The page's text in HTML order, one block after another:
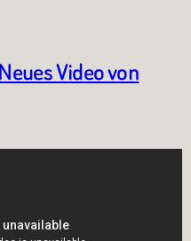
Video von